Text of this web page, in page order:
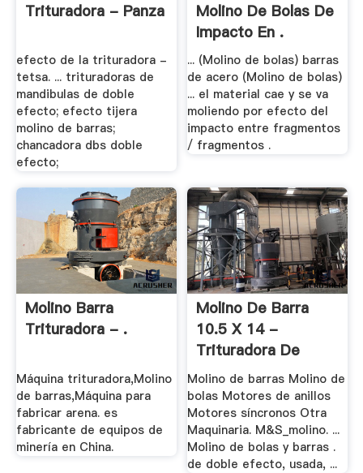
Trituradora - Panza
efecto de la trituradora -
tetsa. ... trituradoras de
mandibulas de doble
efecto; efecto tijera
molino de barras;
chancadora dbs doble
efecto;
Molino De Bolas De
Impacto En .
... (Molino de bolas) barras
de acero (Molino de bolas)
... el material cae y se va
moliendo por efecto del
impacto entre fragmentos
/ fragmentos .
Molino Barra
Trituradora - .
Máquina trituradora,Molino
de barras,Máquina para
fabricar arena. es
fabricante de equipos de
minería en China.
Molino De Barra
10.5 X 14 -
Trituradora De
Cono
Molino de barras Molino de
bolas Motores de anillos
Motores síncronos Otra
Maquinaria. M&S_molino. ...
Molino de bolas y barras .
de doble efecto, usada, ...